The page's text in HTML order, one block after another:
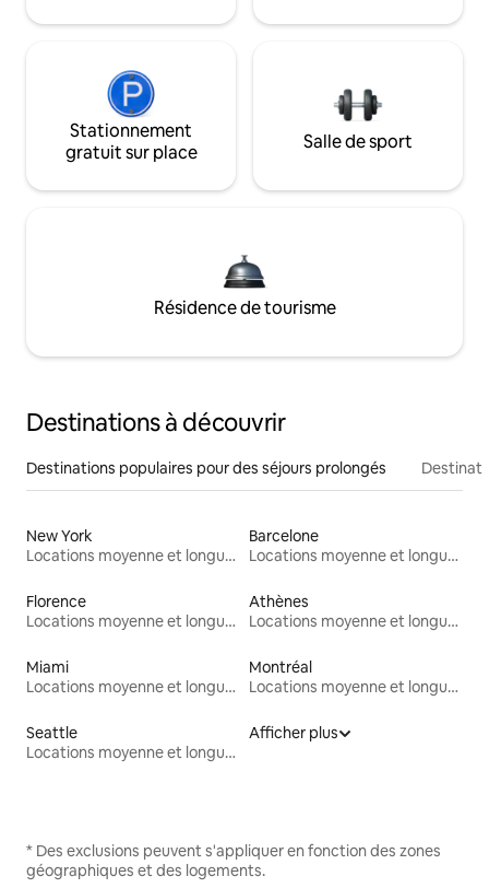
Stationnement
gratuit sur place
Salle de sport
Résidence de tourisme
Destinations à découvrir
Destinations populaires pour des séjours prolongés
New York
Locations moyenne et longue durée
Barcelone
Locations moyenne et longue durée
Florence
Locations moyenne et longue durée
Athènes
Locations moyenne et longue durée
Miami
Locations moyenne et longue durée
Montréal
Locations moyenne et longue durée
Seattle
Locations moyenne et longue durée
Afficher plus
* Des exclusions peuvent s'appliquer en fonction des zones
géographiques et des logements.